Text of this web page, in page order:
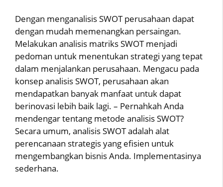
Dengan menganalisis SWOT perusahaan dapat
dengan mudah memenangkan persaingan.
Melakukan analisis matriks SWOT menjadi
pedoman untuk menentukan strategi yang tepat
dalam menjalankan perusahaan. Mengacu pada
konsep analisis SWOT, perusahaan akan
mendapatkan banyak manfaat untuk dapat
berinovasi lebih baik lagi. – Pernahkah Anda
mendengar tentang metode analisis SWOT?
Secara umum, analisis SWOT adalah alat
perencanaan strategis yang efisien untuk
mengembangkan bisnis Anda. Implementasinya
sederhana.